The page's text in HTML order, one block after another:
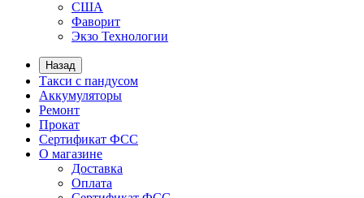
США
Фаворит
Экзо Технологии
Назад
Такси с пандусом
Аккумуляторы
Ремонт
Прокат
Сертификат ФСС
О магазине
Доставка
Оплата